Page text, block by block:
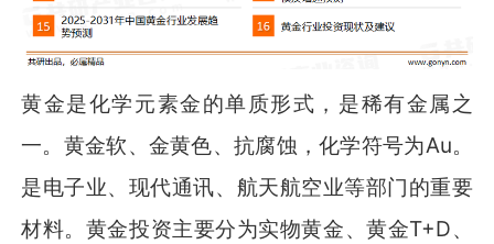
黄金是化学元素金的单质形式，是稀有金属之
一。黄金软、金黄色、抗腐蚀，化学符号为Au。
是电子业、现代通讯、航天航空业等部门的重要
材料。黄金投资主要分为实物黄金、黄金T+D、